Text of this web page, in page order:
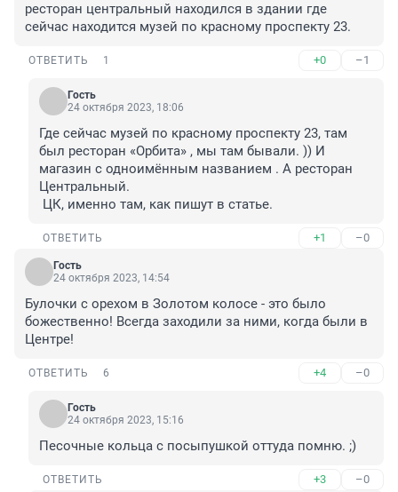
ресторан центральный находился в здании где
сейчас находится музей по красному проспекту 23.
ОТВЕТИТЬ 1 +0 –1
Гость
24 октября 2023, 18:06
Где сейчас музей по красному проспекту 23, там
был ресторан «Орбита» , мы там бывали. )) И
магазин с одноимённым названием . А ресторан
Центральный.
ЦК, именно там, как пишут в статье.
ОТВЕТИТЬ +1 –0
Гость
24 октября 2023, 14:54
Булочки с орехом в Золотом колосе - это было
божественно! Всегда заходили за ними, когда были в
Центре!
ОТВЕТИТЬ 6 +4 –0
Гость
24 октября 2023, 15:16
Песочные кольца с посыпушкой оттуда помню. ;)
ОТВЕТИТЬ +3 –0